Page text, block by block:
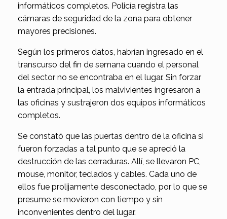
informáticos completos. Policía registra las
cámaras de seguridad de la zona para obtener
mayores precisiones.
Según los primeros datos, habrían ingresado en el
transcurso del fin de semana cuando el personal
del sector no se encontraba en el lugar. Sin forzar
la entrada principal, los malvivientes ingresaron a
las oficinas y sustrajeron dos equipos informáticos
completos.
Se constató que las puertas dentro de la oficina si
fueron forzadas a tal punto que se apreció la
destrucción de las cerraduras. Allí, se llevaron PC,
mouse, monitor, teclados y cables. Cada uno de
ellos fue prolijamente desconectado, por lo que se
presume se movieron con tiempo y sin
inconvenientes dentro del lugar.